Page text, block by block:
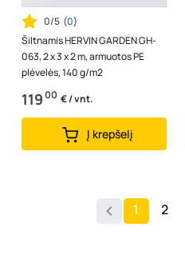
0/5 (0)
Šiltnamis HERVIN GARDEN GH-
063, 2 x 3 x 2 m, armuotos PE
plėvelės, 140 g/m2
11900 € / vnt.
Į krepšelį
1 2